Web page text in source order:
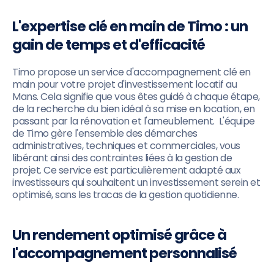
L'expertise clé en main de Timo : un
gain de temps et d'efficacité
Timo propose un service d'accompagnement clé en
main pour votre projet d'investissement locatif au
Mans. Cela signifie que vous êtes guidé à chaque étape,
de la recherche du bien idéal à sa mise en location, en
passant par la rénovation et l'ameublement. L'équipe
de Timo gère l'ensemble des démarches
administratives, techniques et commerciales, vous
libérant ainsi des contraintes liées à la gestion de
projet. Ce service est particulièrement adapté aux
investisseurs qui souhaitent un investissement serein et
optimisé, sans les tracas de la gestion quotidienne.
Un rendement optimisé grâce à
l'accompagnement personnalisé